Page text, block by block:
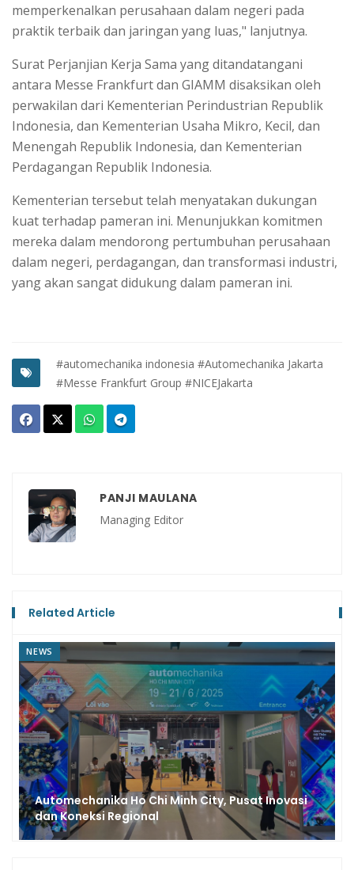
memperkenalkan perusahaan dalam negeri pada
praktik terbaik dan jaringan yang luas," lanjutnya.
Surat Perjanjian Kerja Sama yang ditandatangani
antara Messe Frankfurt dan GIAMM disaksikan oleh
perwakilan dari Kementerian Perindustrian Republik
Indonesia, dan Kementerian Usaha Mikro, Kecil, dan
Menengah Republik Indonesia, dan Kementerian
Perdagangan Republik Indonesia.
Kementerian tersebut telah menyatakan dukungan
kuat terhadap pameran ini. Menunjukkan komitmen
mereka dalam mendorong pertumbuhan perusahaan
dalam negeri, perdagangan, dan transformasi industri,
yang akan sangat didukung dalam pameran ini.
#automechanika indonesia #Automechanika Jakarta
#Messe Frankfurt Group #NICEJakarta
PANJI MAULANA
Managing Editor
Related Article
NEWS
Automechanika Ho Chi Minh City, Pusat Inovasi
dan Koneksi Regional